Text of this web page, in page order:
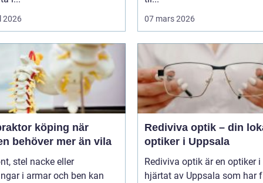
2026 07 mars 2026
köping när
behöver mer än vila
stel nacke eller
i armar och ben kan
Rediviva optik – din
optiker i Uppsala
Rediviva optik är en optiker i
hjärtat av Uppsala som har